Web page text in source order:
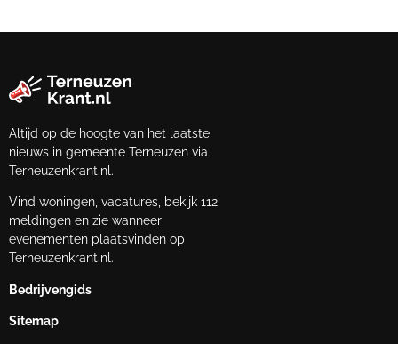
Altijd op de hoogte van het laatste
nieuws in gemeente Terneuzen via
Terneuzenkrant.nl.
Vind woningen, vacatures, bekijk 112
meldingen en zie wanneer
evenementen plaatsvinden op
Terneuzenkrant.nl.
Bedrijvengids
Sitemap